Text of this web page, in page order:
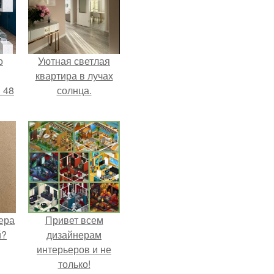
48
Уютная светлая
квартира в лучах
солнца.
Привет всем
дизайнерам
интерьеров и не
только!